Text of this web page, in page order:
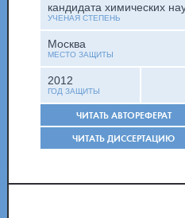
кандидата химических
УЧЕНАЯ СТЕПЕНЬ
Москва
МЕСТО ЗАЩИТЫ
2012
ГОД ЗАЩИТЫ
ЧИТАТЬ АВТОРЕФЕРАТ
ЧИТАТЬ ДИССЕРТАЦИЮ